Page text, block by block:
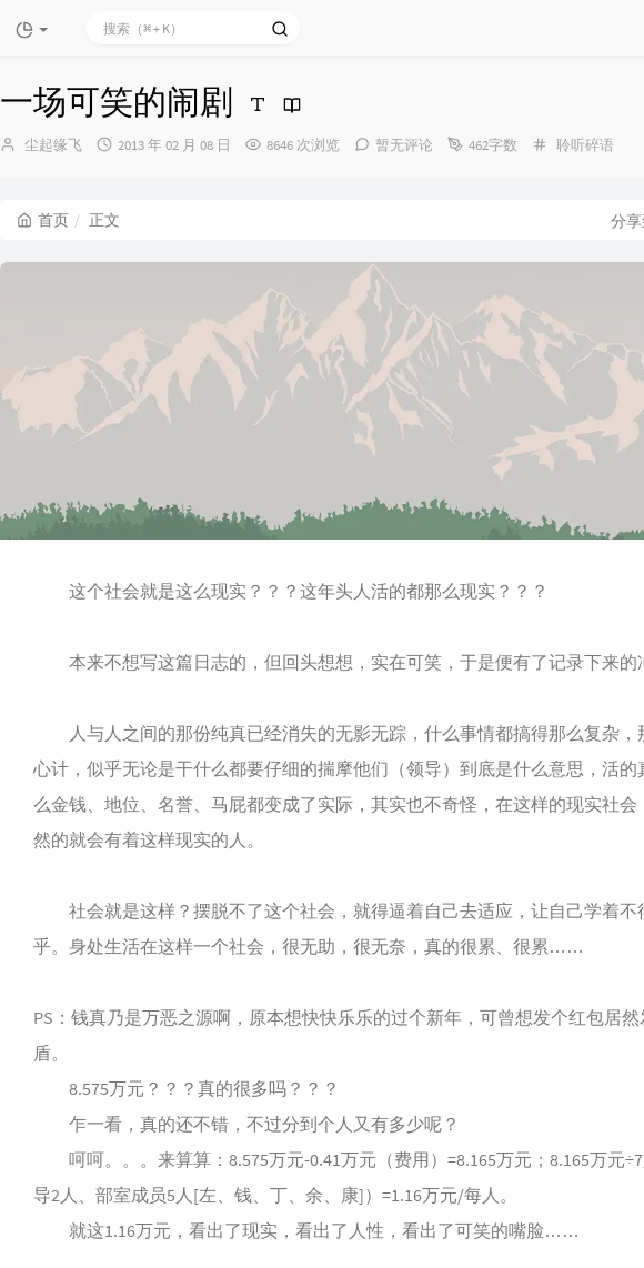
一场可笑的闹剧
博
尘起缘飞
发
2013 年 02 月 08 日 8646 次浏览 暂无评论 462字数
分
聆听碎语
首页 正文 分享
这个社会就是这么现实？？？这年头人活的都那么现实？？？
本来不想写这篇日志的，但回头想想，实在可笑，于是便有了记录下来的
人与人之间的那份纯真已经消失的无影无踪，什么事情都搞得那么复杂，
心计，似乎无论是干什么都要仔细的揣摩他们（领导）到底是什么意思，活的
么金钱、地位、名誉、马屁都变成了实际，其实也不奇怪，在这样的现实社会
然的就会有着这样现实的人。
社会就是这样？摆脱不了这个社会，就得逼着自己去适应，让自己学着不
乎。身处生活在这样一个社会，很无助，很无奈，真的很累、很累……
PS：钱真乃是万恶之源啊，原本想快快乐乐的过个新年，可曾想发个红包居
盾。
8.575万元？？？真的很多吗？？？
乍一看，真的还不错，不过分到个人又有多少呢？
呵呵。。。来算算：8.575万元-0.41万元（费用）=8.165万元；8.165万元
导2人、部室成员5人[左、钱、丁、余、康]）=1.16万元/每人。
就这1.16万元，看出了现实，看出了人性，看出了可笑的嘴脸……